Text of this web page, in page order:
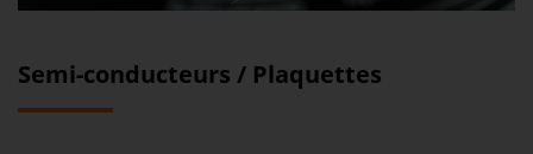
Semi-conducteurs / Plaquettes